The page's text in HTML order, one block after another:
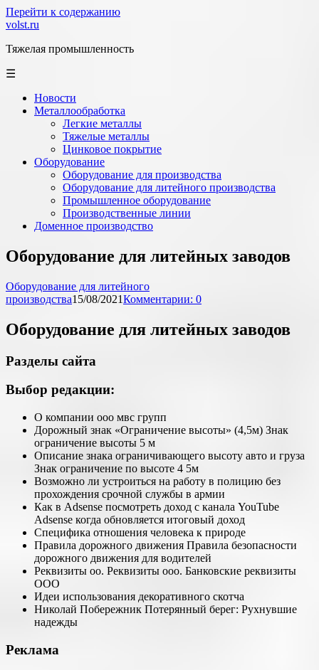
Перейти к содержанию
volst.ru
Тяжелая промышленность
☰
Новости
Металлообработка
Легкие металлы
Тяжелые металлы
Цинковое покрытие
Оборудование
Оборудование для производства
Оборудование для литейного производства
Промышленное оборудование
Производственные линии
Доменное производство
Оборудование для литейных заводов
Оборудование для литейного
производства15/08/2021Комментарии: 0
Оборудование для литейных заводов
Разделы сайта
Выбор редакции:
О компании ооо мвс групп
Дорожный знак «Ограничение высоты» (4,5м) Знак
ограничение высоты 5 м
Описание знака ограничивающего высоту авто и груза
Знак ограничение по высоте 4 5м
Возможно ли устроиться на работу в полицию без
прохождения срочной службы в армии
Как в Adsense посмотреть доход с канала YouTube
Adsense когда обновляется итоговый доход
Специфика отношения человека к природе
Правила дорожного движения Правила безопасности
дорожного движения для водителей
Реквизиты оо. Реквизиты ооо. Банковские реквизиты
ООО
Идеи использования декоративного скотча
Николай Побережник Потерянный берег: Рухнувшие
надежды
Реклама